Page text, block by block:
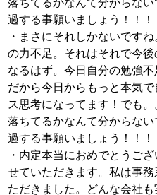
落ちてるかなんて分からな
過する事願いましょう！！！
・まさにそれしかないです
の力不足。それはそれで今
なるはず。今日自分の勉強不
だから今日からもっと本気
ス思考になってます！でも
落ちてるかなんて分からな
過する事願いましょう！！！
・内定本当におめでとうご
せていただきます。私は事
ただきました。どんな会社